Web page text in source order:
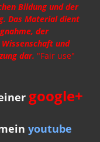
Bildung und der
Das Material dient
der
und
dar. "Fair use"
google+
youtube